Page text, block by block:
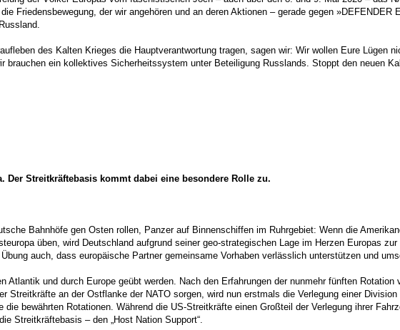
Friedensbewegung, der wir angehören und an deren Aktionen – gerade gegen »DEFENDER
des Kalten Krieges die Hauptverantwortung tragen, sagen wir: Wir wollen Eure Lügen
ein kollektives Sicherheitssystem unter Beteiligung Russlands. Stoppt den neuen
Der Streitkräftebasis kommt dabei eine besondere Rolle zu.
Bahnhöfe gen Osten rollen, Panzer auf Binnenschiffen im Ruhrgebiet: Wenn die
üben, wird Deutschland aufgrund seiner geo-strategischen Lage im Herzen Europas
auch, dass europäische Partner gemeinsame Vorhaben verlässlich unterstützen und
und durch Europe geübt werden. Nach den Erfahrungen der nunmehr fünften
Streitkräfte an der Ostflanke der NATO sorgen, wird nun erstmals die Verlegung einer
bewährten Rotationen. Während die US-Streitkräfte einen Großteil der Verlegung ihrer
Streitkräftebasis – den „Host Nation Support“.